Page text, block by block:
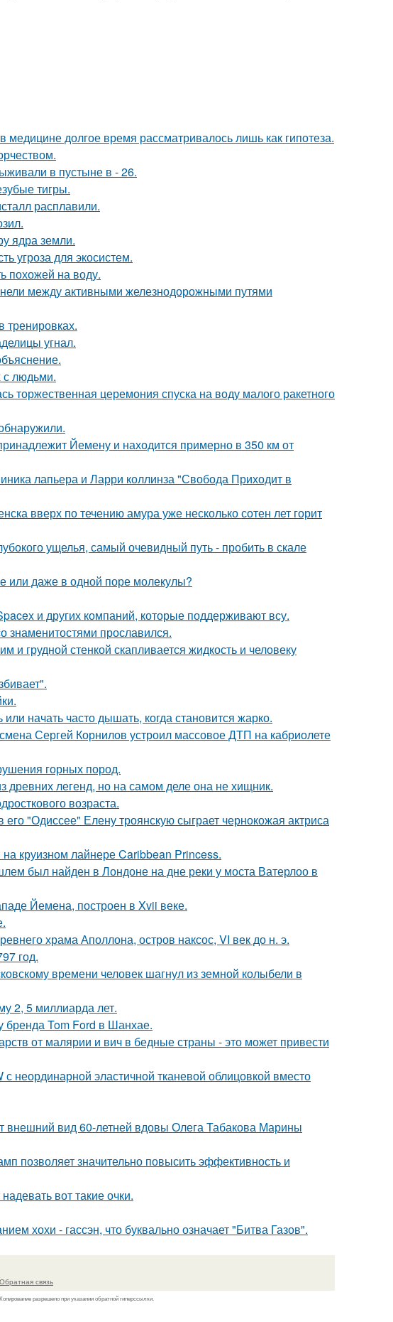
долгое время рассматривалось лишь как гипотеза.
в пустыне в - 26.
тигры.
расплавили.
ядра земли.
угроза для экосистем.
похожей на воду.
между активными железнодорожными путями
тренировках.
угнал.
с людьми.
торжественная церемония спуска на воду малого ракетного
Йемену и находится примерно в 350 км от
лапьера и Ларри коллинза "Свобода Приходит в
вверх по течению амура уже несколько сотен лет горит
ущелья, самый очевидный путь - пробить в скале
или даже в одной поре молекулы?
и других компаний, которые поддерживают всу.
знаменитостями прославился.
и грудной стенкой скапливается жидкость и человеку
начать часто дышать, когда становится жарко.
Сергей Корнилов устроил массовое ДТП на кабриолете
горных пород.
древних легенд, но на самом деле она не хищник.
возраста.
"Одиссее" Елену троянскую сыграет чернокожая актриса
круизном лайнере Caribbean Princess.
был найден в Лондоне на дне реки у моста Ватерлоо в
Йемена, построен в Xvii веке.
храма Аполлона, остров наксос, VI век до н. э.
год.
времени человек шагнул из земной колыбели в
2, 5 миллиарда лет.
бренда Tom Ford в Шанхае.
от малярии и вич в бедные страны - это может привести
неординарной эластичной тканевой облицовкой вместо
вид 60-летней вдовы Олега Табакова Марины
позволяет значительно повысить эффективность и
вот такие очки.
хохи - гассэн, что буквально означает "Битва Газов".
Обратная связь
Копирование разрешено при указании обратной гиперссылки.